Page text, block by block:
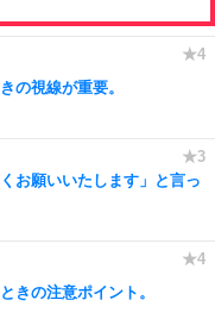
の視線が重要。
お願いいたします」と言っ
きの注意ポイント。